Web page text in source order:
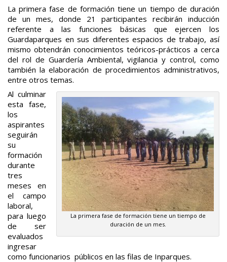
La primera fase de formación tiene un tiempo de duración
de un mes, donde 21 participantes recibirán inducción
referente a las funciones básicas que ejercen los
Guardaparques en sus diferentes espacios de trabajo, así
mismo obtendrán conocimientos teóricos-prácticos a cerca
del rol de Guardería Ambiental, vigilancia y control, como
también la elaboración de procedimientos administrativos,
entre otros temas.
La primera fase de formación tiene un tiempo de
duración de un mes.
Al culminar
esta fase,
los
aspirantes
seguirán
su
formación
durante
tres
meses en
el campo
laboral,
para luego
de ser
evaluados
ingresar
como funcionarios públicos en las filas de Inparques.